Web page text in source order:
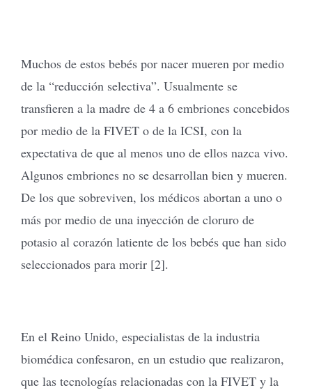
Muchos de estos bebés por nacer mueren por medio
de la “reducción selectiva”. Usualmente se
transfieren a la madre de 4 a 6 embriones concebidos
por medio de la FIVET o de la ICSI, con la
expectativa de que al menos uno de ellos nazca vivo.
Algunos embriones no se desarrollan bien y mueren.
De los que sobreviven, los médicos abortan a uno o
más por medio de una inyección de cloruro de
potasio al corazón latiente de los bebés que han sido
seleccionados para morir [2].
En el Reino Unido, especialistas de la industria
biomédica confesaron, en un estudio que realizaron,
que las tecnologías relacionadas con la FIVET y la